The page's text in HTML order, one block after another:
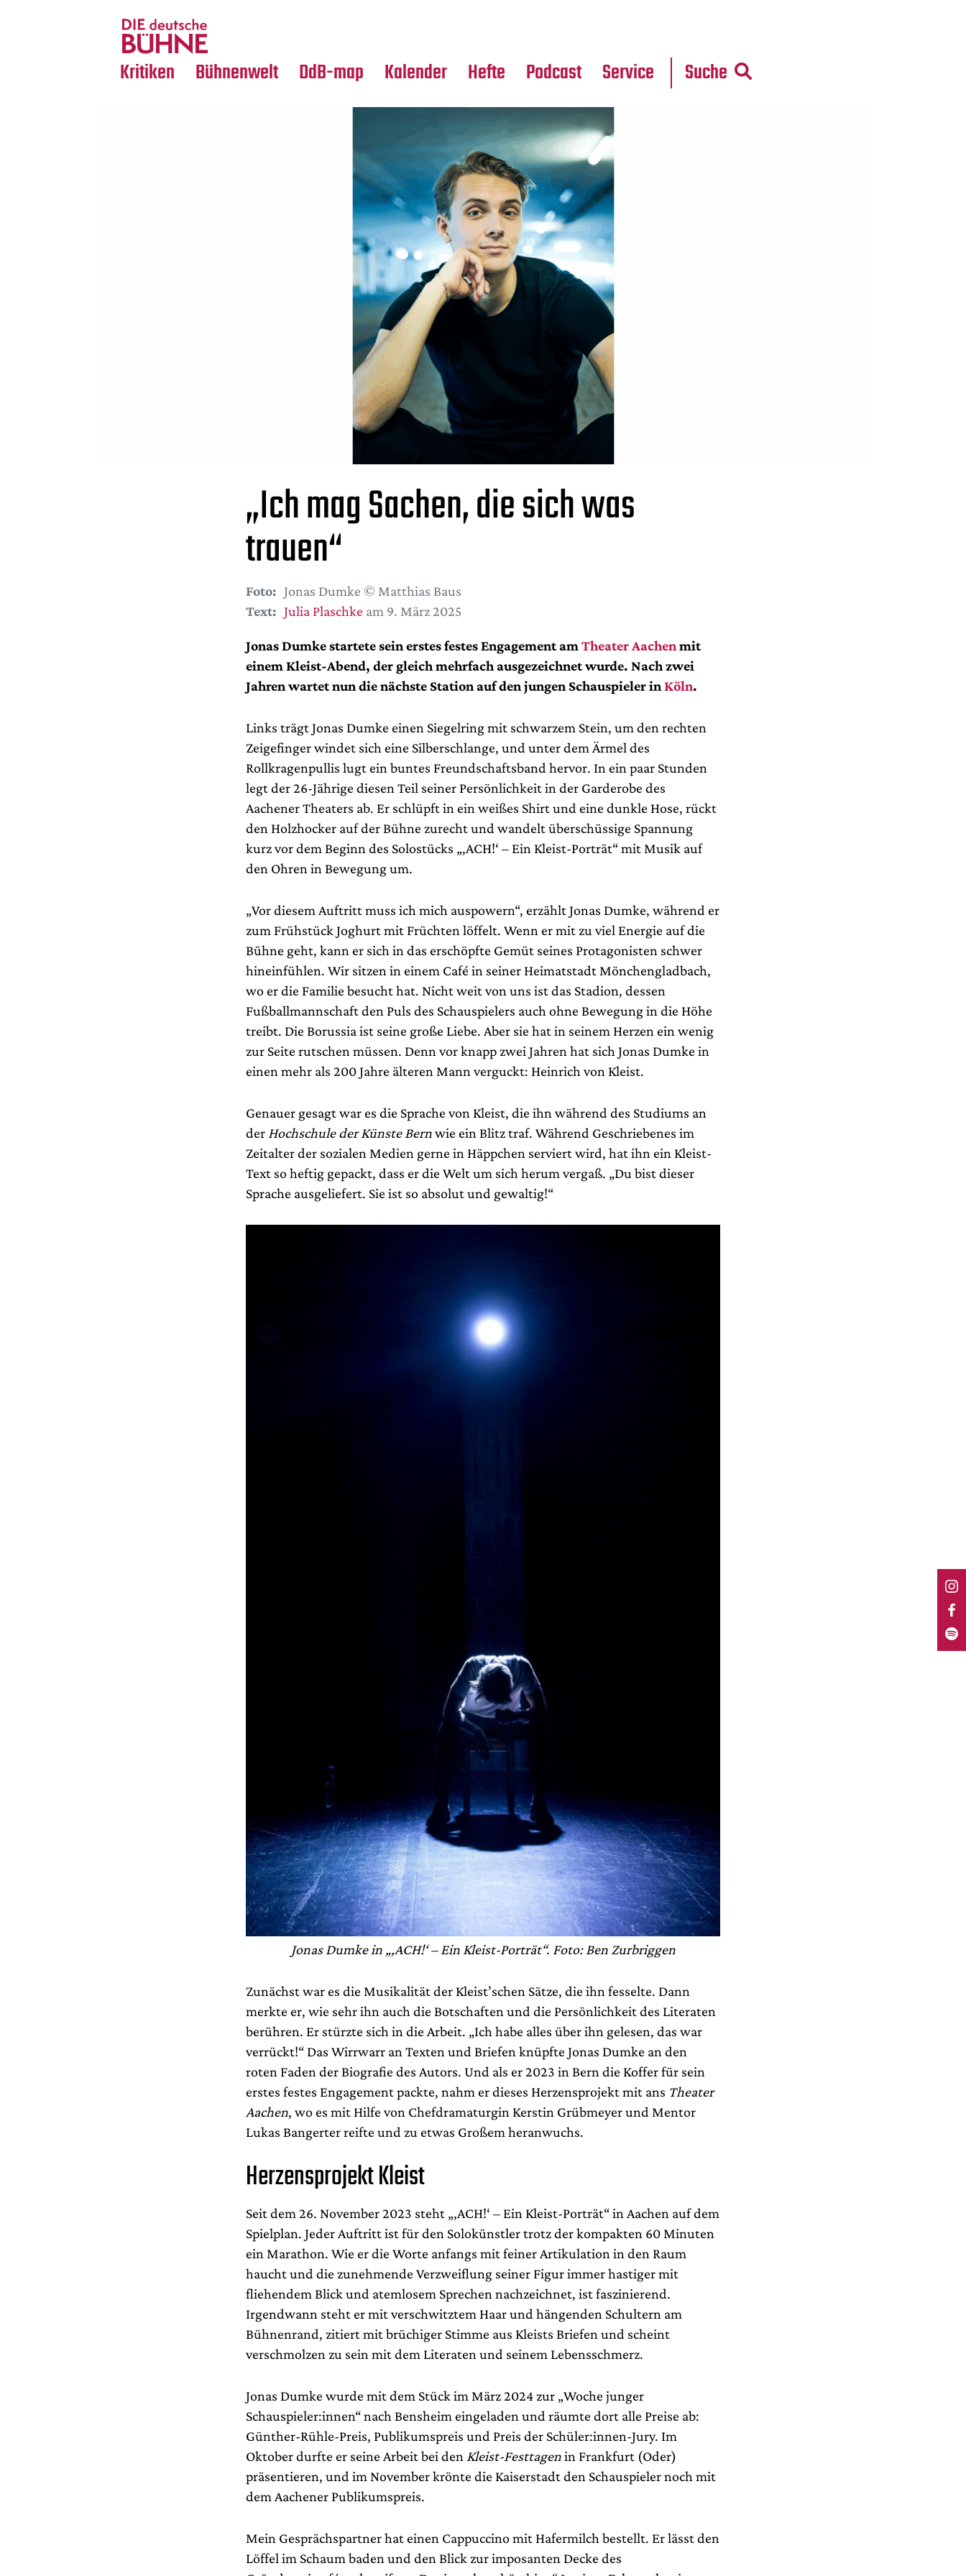
Kritiken
Crossover
Bühnenwelt
Medientipps
DdB-map Kalender Hefte Podcast Service Suche
„Ich mag Sachen, die sich was
trauen“
Foto: Jonas Dumke © Matthias Baus
Text: Julia Plaschke am 9. März 2025
Jonas Dumke startete sein erstes festes Engagement amTheater Aachenmit
einem Kleist-Abend, der gleich mehrfach ausgezeichnet wurde. Nach zwei
Jahren wartet nun die nächste Station auf den jungen Schauspieler inKöln.
Links trägt Jonas Dumke einen Siegelring mit schwarzem Stein, um den rechten
Zeigefinger windet sich eine Silberschlange, und unter dem Ärmel des
Rollkragenpullis lugt ein buntes Freundschaftsband hervor. In ein paar Stunden
legt der 26-Jährige diesen Teil seiner Persönlichkeit in der Garderobe des
Aachener Theaters ab. Er schlüpft in ein weißes Shirt und eine dunkle Hose, rückt
den Holzhocker auf der Bühne zurecht und wandelt überschüssige Spannung
kurz vor dem Beginn des Solostücks „,ACH!‘ – Ein Kleist-Porträt“ mit Musik auf
den Ohren in Bewegung um.
„Vor diesem Auftritt muss ich mich auspowern“, erzählt Jonas Dumke, während er
zum Frühstück Joghurt mit Früchten löffelt. Wenn er mit zu viel Energie auf die
Bühne geht, kann er sich in das erschöpfte Gemüt seines Protagonisten schwer
hineinfühlen. Wir sitzen in einem Café in seiner Heimatstadt Mönchengladbach,
wo er die Familie besucht hat. Nicht weit von uns ist das Stadion, dessen
Fußballmannschaft den Puls des Schauspielers auch ohne Bewegung in die Höhe
treibt. Die Borussia ist seine große Liebe. Aber sie hat in seinem Herzen ein wenig
zur Seite rutschen müssen. Denn vor knapp zwei Jahren hat sich Jonas Dumke in
einen mehr als 200 Jahre älteren Mann verguckt: Heinrich von Kleist.
Genauer gesagt war es die Sprache von Kleist, die ihn während des Studiums an
der Hochschule der Künste Bernwie ein Blitz traf. Während Geschriebenes im
Zeitalter der sozialen Medien gerne in Häppchen serviert wird, hat ihn ein Kleist-
Text so heftig gepackt, dass er die Welt um sich herum vergaß. „Du bist dieser
Sprache ausgeliefert. Sie ist so absolut und gewaltig!“
Jonas Dumke in „‚ACH!‘ – Ein Kleist-Porträt“. Foto: Ben Zurbriggen
Zunächst war es die Musikalität der Kleist’schen Sätze, die ihn fesselte. Dann
merkte er, wie sehr ihn auch die Botschaften und die Persönlichkeit des Literaten
berühren. Er stürzte sich in die Arbeit. „Ich habe alles über ihn gelesen, das war
verrückt!“ Das Wirrwarr an Texten und Briefen knüpfte Jonas Dumke an den
roten Faden der Biografie des Autors. Und als er 2023 in Bern die Koffer für sein
erstes festes Engagement packte, nahm er dieses Herzensprojekt mit ans Theater
Aachen, wo es mit Hilfe von Chefdramaturgin Kerstin Grübmeyer und Mentor
Lukas Bangerter reifte und zu etwas Großem heranwuchs.
Herzensprojekt Kleist
Seit dem 26. November 2023 steht „‚ACH!‘ – Ein Kleist-Porträt“ in Aachen auf dem
Spielplan. Jeder Auftritt ist für den Solokünstler trotz der kompakten 60 Minuten
ein Marathon. Wie er die Worte anfangs mit feiner Artikulation in den Raum
haucht und die zunehmende Verzweiflung seiner Figur immer hastiger mit
fliehendem Blick und atemlosem Sprechen nachzeichnet, ist faszinierend.
Irgendwann steht er mit verschwitztem Haar und hängenden Schultern am
Bühnenrand, zitiert mit brüchiger Stimme aus Kleists Briefen und scheint
verschmolzen zu sein mit dem Literaten und seinem Lebensschmerz.
Jonas Dumke wurde mit dem Stück im März 2024 zur „Woche junger
Schauspieler:innen“ nach Bensheim eingeladen und räumte dort alle Preise ab:
Günther-Rühle-Preis, Publikumspreis und Preis der Schüler:innen-Jury. Im
Oktober durfte er seine Arbeit bei den Kleist-Festtagenin Frankfurt (Oder)
präsentieren, und im November krönte die Kaiserstadt den Schauspieler noch mit
dem Aachener Publikumspreis.
Mein Gesprächspartner hat einen Cappuccino mit Hafermilch bestellt. Er lässt den
Löffel im Schaum baden und den Blick zur imposanten Decke des